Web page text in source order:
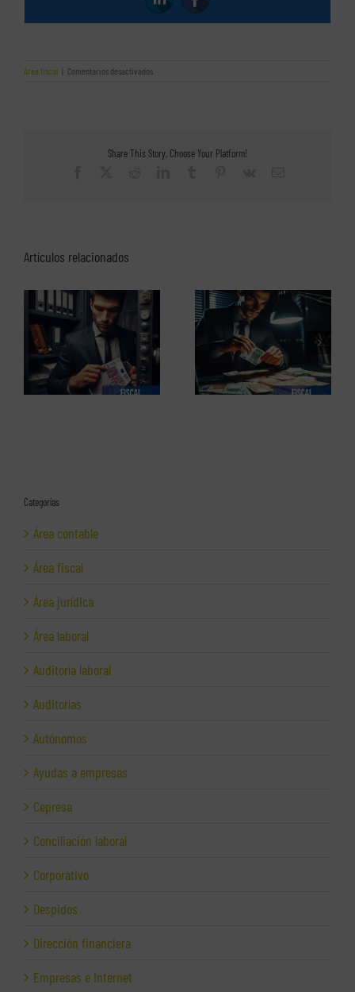
Área fiscal | Comentarios desactivadosen
que
Share This Story, Choose Your Platform!
Artículos relacionados
Los delitos fiscales (1 de 2)
El perfil de los
emprendedores españoles.
Informe completo en pdf
Categorías
Área contable
Área fiscal
Área jurídica
Área laboral
Auditoría laboral
Auditorías
Autónomos
Ayudas a empresas
Cepresa
Conciliación laboral
Corporativo
Despidos
Dirección financiera
Empresas e Internet